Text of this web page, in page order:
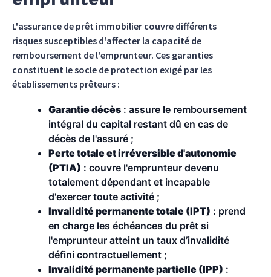
L'assurance de prêt immobilier couvre différents
risques susceptibles d'affecter la capacité de
remboursement de l'emprunteur. Ces garanties
constituent le socle de protection exigé par les
établissements prêteurs :
Garantie décès : assure le remboursement
intégral du capital restant dû en cas de
décès de l'assuré ;
Perte totale et irréversible d'autonomie
(PTIA) : couvre l'emprunteur devenu
totalement dépendant et incapable
d'exercer toute activité ;
Invalidité permanente totale (IPT) : prend
en charge les échéances du prêt si
l'emprunteur atteint un taux d’invalidité
défini contractuellement ;
Invalidité permanente partielle (IPP) :